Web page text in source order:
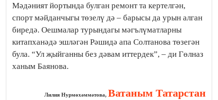
Мәдәният йортында булган ремонт та кертелгән,
спорт мәйданчыгы төзелү дә – барысы да урын алган
биредә. Оешмалар турындагы мәгълүматларны
китапханәдә эшләгән Рәшидә апа Солтанова төзегән
була. “Ул җый­ганны без дәвам иттердек”, – ди Гөлназ
ханым Баянова.
Лилия Нурмөхәммәтова, Ватаным Татарстан